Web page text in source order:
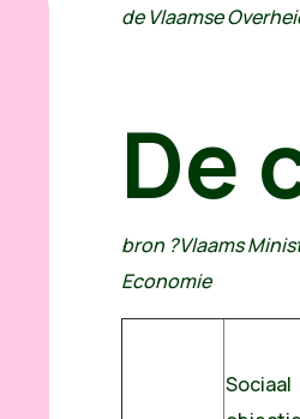
de Vlaamse
De
bron ?Vlaams
Economie
Sociaal